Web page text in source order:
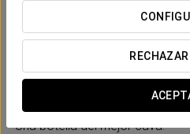
Convierte tu escapada en un
detalle pensado para disfrutar
momento. Un brindis especial y
acompañar la ocasión perfecta.
Incluye:
- Una botella del mejor cava.